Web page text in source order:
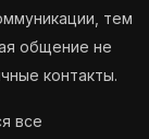
тем
общение не
контакты.
все